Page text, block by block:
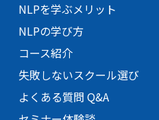
NLPを学ぶメリット
NLPの学び方
コース紹介
失敗しないスクール選び
よくある質問 Q&A